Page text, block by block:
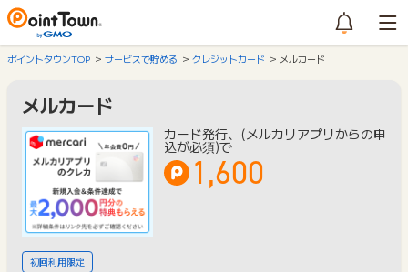
ポイントタウンTOP サービスで貯める クレジットカード メルカード
メルカード
カード発行、(メルカリアプリからの申
込が必須)で
1,600
初回利用限定